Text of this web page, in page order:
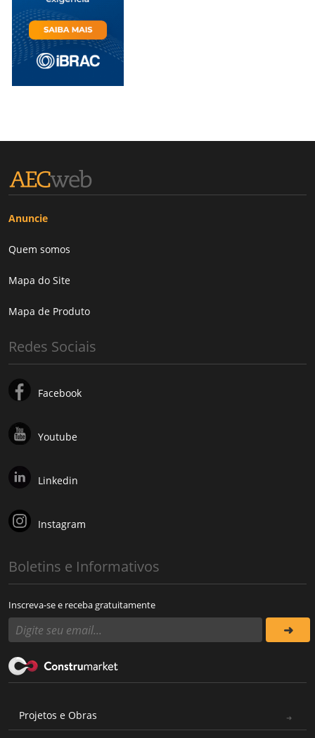
Anuncie
Quem somos
Mapa do Site
Mapa de Produto
Redes Sociais
Facebook
Youtube
Linkedin
Instagram
Boletins e Informativos
Inscreva-se e receba gratuitamente
Projetos e Obras